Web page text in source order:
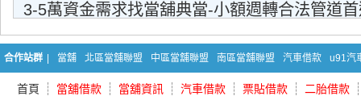
3-5萬資金需求找當舖典當-小額週轉合法管道
合作站群 當舖 北區當舖聯盟 中區當舖聯盟 南區當舖聯盟 汽車借款 u91汽
首頁 當舖借款 當舖資訊 汽車借款 票貼借款 二胎借款